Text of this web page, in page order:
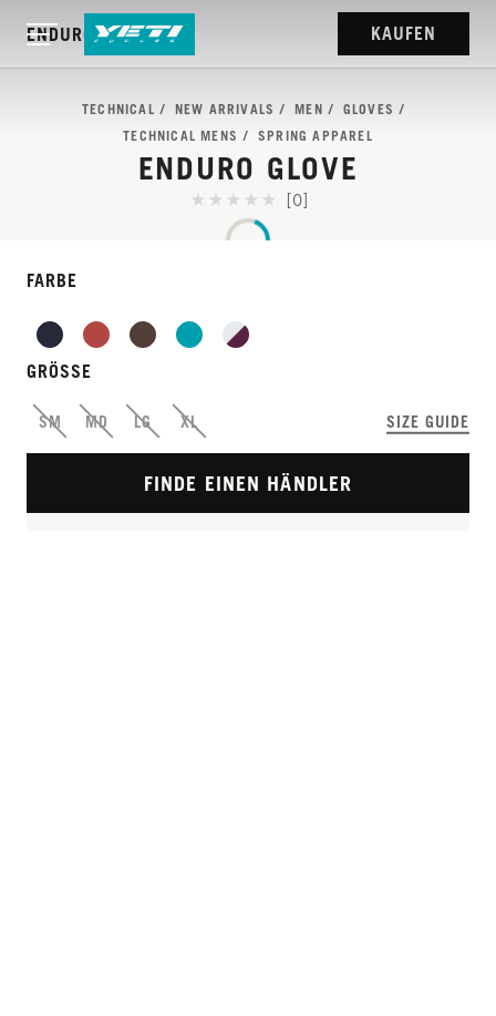
ENDURO GLOVE KAUFEN
TECHNICAL NEW ARRIVALS MEN
GLOVES
TECHNICAL MENS
SPRING APPAREL
ENDURO GLOVE
[0]
FARBE
GRÖSSE
SM MD LG XL SIZE GUIDE
FINDE EINEN HÄNDLER